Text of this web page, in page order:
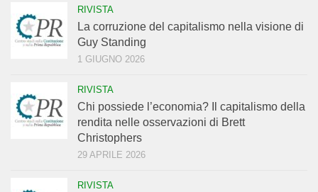
RIVISTA
La corruzione del capitalismo nella visione di
Guy Standing
1 GIUGNO 2026
RIVISTA
Chi possiede l’economia? Il capitalismo della
rendita nelle osservazioni di Brett
Christophers
29 APRILE 2026
RIVISTA